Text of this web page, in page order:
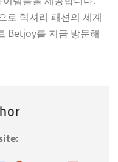
로 럭셔리 패션의 세계
Betjoy를 지금 방문해